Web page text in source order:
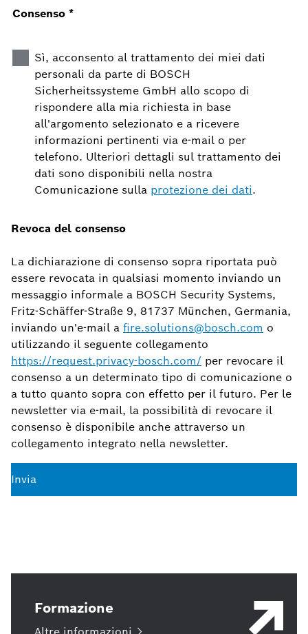
Consenso *
Sì, acconsento al trattamento dei miei dati
personali da parte di BOSCH
Sicherheitssysteme GmbH allo scopo di
rispondere alla mia richiesta in base
all'argomento selezionato e a ricevere
informazioni pertinenti via e-mail o per
telefono. Ulteriori dettagli sul trattamento dei
dati sono disponibili nella nostra
Comunicazione sulla protezione dei dati.
Revoca del consenso
La dichiarazione di consenso sopra riportata può
essere revocata in qualsiasi momento inviando un
messaggio informale a BOSCH Security Systems,
Fritz-Schäffer-Straße 9, 81737 München, Germania,
inviando un'e-mail a fire.solutions@bosch.com o
utilizzando il seguente collegamento
https://request.privacy-bosch.com/ per revocare il
consenso a un determinato tipo di comunicazione o
a tutto quanto sopra con effetto per il futuro. Per le
newsletter via e-mail, la possibilità di revocare il
consenso è disponibile anche attraverso un
collegamento integrato nella newsletter.
Invia
Formazione